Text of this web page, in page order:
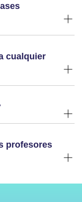
cualquier
profesores